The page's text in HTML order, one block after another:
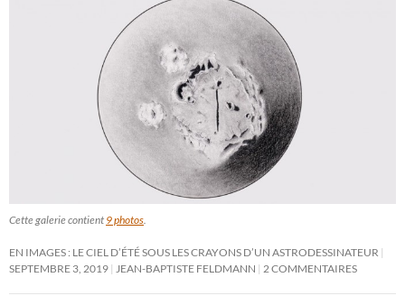
Cette galerie contient 9 photos
EN IMAGES : LE CIEL D’ÉTÉ SOUS LES CRAYONS D’UN ASTRODESSINATEUR
SEPTEMBRE 3, 2019
JEAN-BAPTISTE FELDMANN 2 COMMENTAIRES